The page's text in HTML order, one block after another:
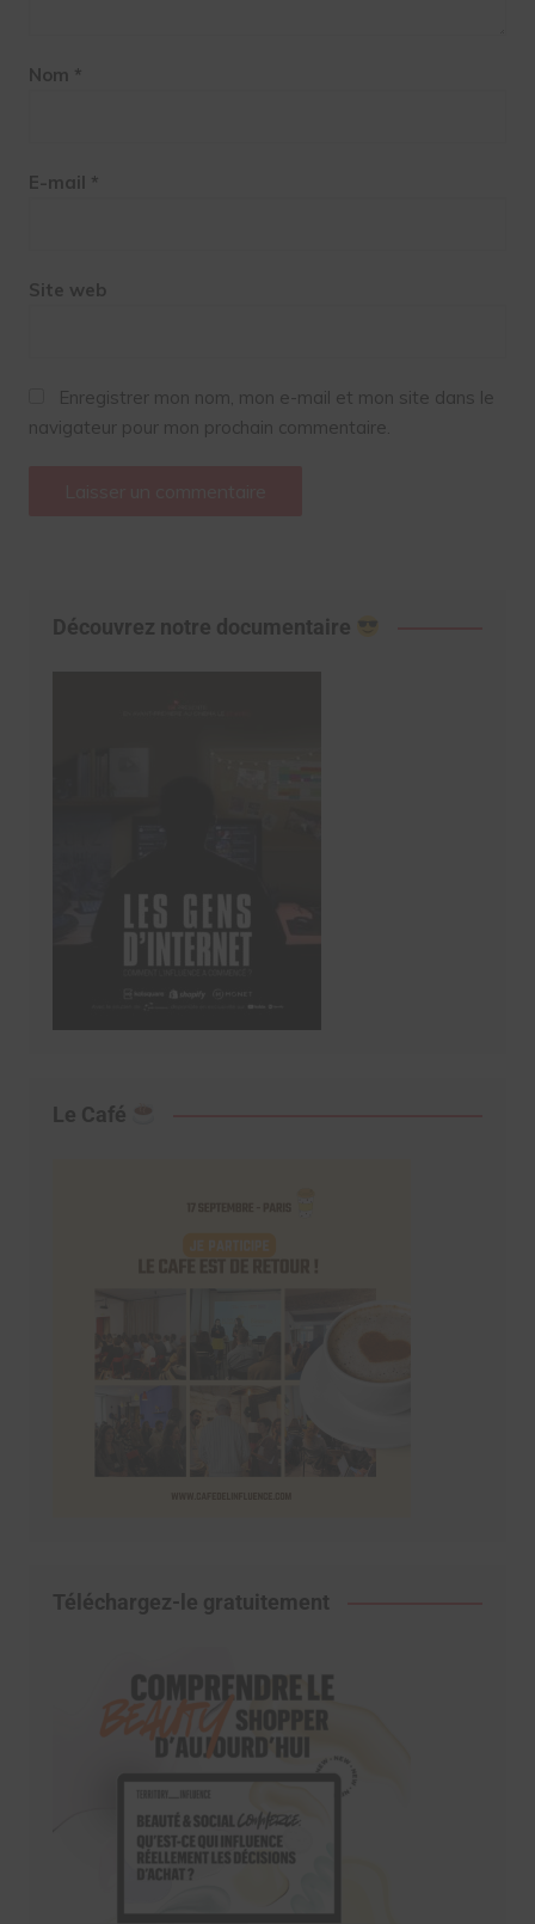
Nom *
E-mail *
Site web
Enregistrer mon nom, mon e-mail et mon site dans le
navigateur pour mon prochain commentaire.
Découvrez notre documentaire
Le Café
Téléchargez-le gratuitement